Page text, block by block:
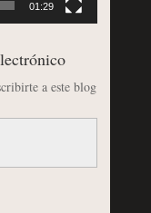
01:29
a este blog